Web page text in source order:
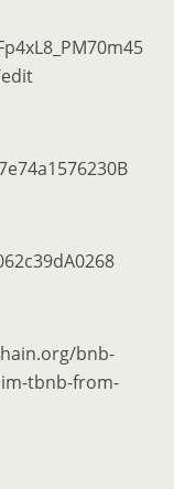
edit
bnb-
tbnb-from-